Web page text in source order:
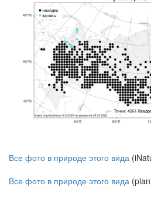
Все фото в природе этого вида
Все фото в природе этого вида